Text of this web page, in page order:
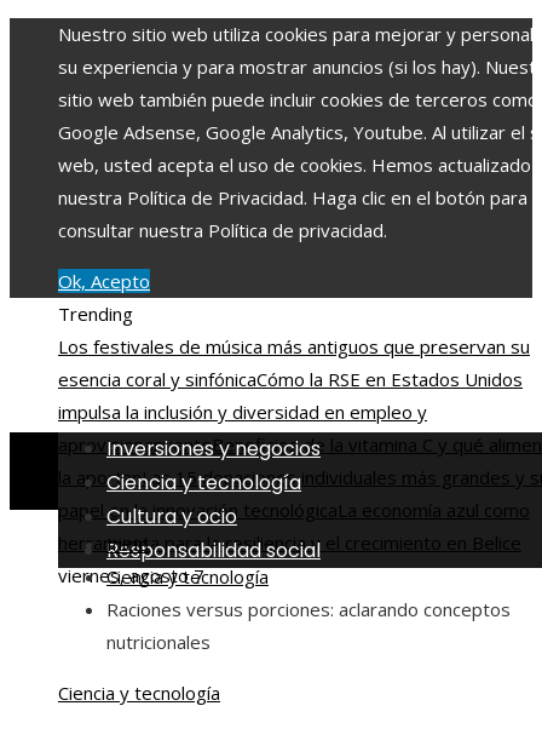
Nuestro sitio web utiliza cookies para mejorar y
su experiencia y para mostrar anuncios (si los hay).
sitio web también puede incluir cookies de terceros como
Google Adsense, Google Analytics, Youtube. Al utilizar el
web, usted acepta el uso de cookies. Hemos actualizado
nuestra Política de Privacidad. Haga clic en el botón para
consultar nuestra Política de privacidad.
Ok, Acepto
Trending
Los festivales de música más antiguos que preservan su
esencia coral y sinfónicaCómo la RSE en Estados Unidos
impulsa la inclusión y diversidad en empleo y
aprovisionamientoBeneficios de la vitamina C y qué
la aportanLas 15 donaciones individuales más grandes y
papel en la innovación tecnológicaLa economía azul como
herramienta para la resiliencia y el crecimiento en Belice
viernes, agosto 7
Inversiones y negocios
Ciencia y tecnología
Cultura y ocio
Responsabilidad social
Inicio
Ciencia y tecnología
Raciones versus porciones: aclarando conceptos
nutricionales
Ciencia y tecnología